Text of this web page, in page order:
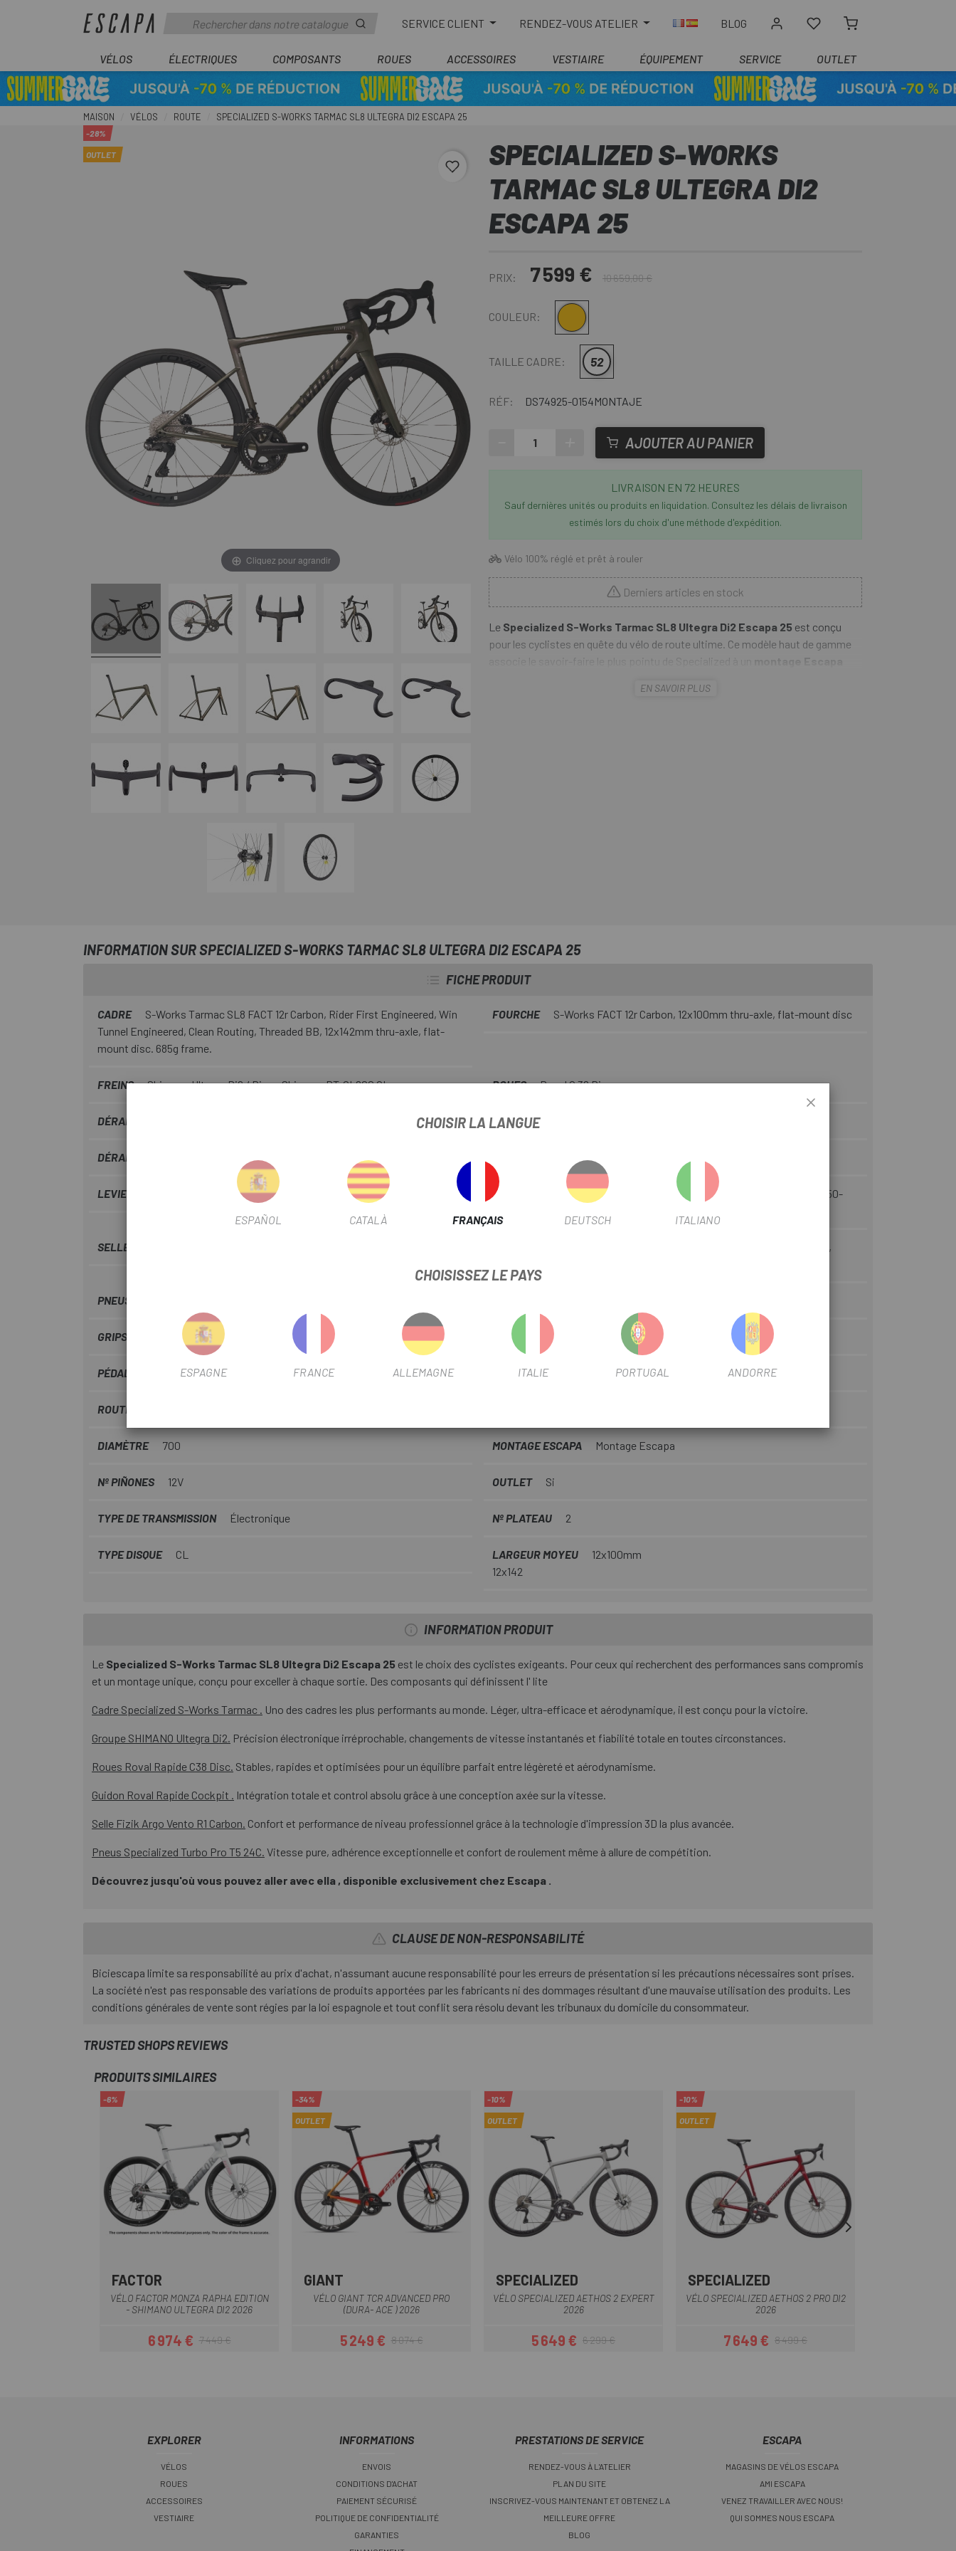
SERVICE CLIENT RENDEZ-VOUS ATELIER BLOG
VÉLOS ÉLECTRIQUES COMPOSANTS ROUES ACCESSOIRES VESTIAIRE ÉQUIPEMENT SERVICE OUTLET
MAISON VÉLOS ROUTE SPECIALIZED S-WORKS TARMAC SL8 ULTEGRA DI2 ESCAPA 25
favorite_border
-28%
OUTLET
Cliquez pour agrandir
SPECIALIZED S-WORKS
TARMAC SL8 ULTEGRA DI2
ESCAPA 25
PRIX: 7 599 € 10 659,00 €
COULEUR: Doré
TAILLE CADRE: 52
RÉF: DS74925-0154MONTAJE
AJOUTER AU PANIER
LIVRAISON EN 72 HEURES
Sauf dernières unités ou produits en liquidation. Consultez les délais de livraison
estimés lors du choix d'une méthode d'expédition.
Vélo 100% réglé et prêt à rouler
Derniers articles en stock
Le Specialized S-Works Tarmac SL8 Ultegra Di2 Escapa 25 est conçu
pour les cyclistes en quête du vélo de route ultime. Ce modèle haut de gamme
associe le savoir-faire le plus pointu de Specialized à un
montage Escapa
optimales en compétition, lors d'entraînements intensifs ou sur les parcours
EN SAVOIR PLUS
INFORMATION SUR SPECIALIZED S-WORKS TARMAC SL8 ULTEGRA DI2 ESCAPA 25
FICHE PRODUIT
CADRE
S-Works Tarmac SL8 FACT 12r Carbon, Rider First Engineered, Win
Tunnel Engineered, Clean Routing, Threaded BB, 12x142mm thru-axle, flat-
mount disc. 685g frame.
FOURCHE S-Works FACT 12r Carbon, 12x100mm thru-axle, flat-mount disc
FREINS Shimano Ultegra Di2 / Disco Shimano RT-CL800 CL ROUES Roval C 38 Disc
DÉRAILLEUR CHAÎNE
DÉRAILLEUR AVANT Shimano Doble Di2 FD-R8150 DS Shimano Ultegra CS-R8101 12V 11-34
LEVIERS Shimano Ultegra Di2 PLATEAUX ET MANIVELLES
Shimano Ultegra FC-R8100 12V 170MM / 50-
SELLE
S-Works Tarmac SL8 Carbon seat post, FACT Carbon,
PNEUS
GRIPS Gobik Bond Ultragrip SAISON 2025
PÉDALIER Shimano Ultegra BSA 68mm SM-BBR60 MATÉRIAU
ROUTE/COURSE
DIAMÈTRE 700 MONTAGE ESCAPA Montage Escapa
Nº PIÑONES 12V OUTLET Si
TYPE DE TRANSMISSION Électronique Nº PLATEAU 2
TYPE DISQUE CL LARGEUR MOYEU
12x100mm
12x142
INFORMATION PRODUIT
Le Specialized S-Works Tarmac SL8 Ultegra Di2 Escapa 25 est le choix des cyclistes exigeants. Pour ceux qui recherchent des performances sans compromis
et un montage unique, conçu pour exceller à chaque sortie. Des composants qui définissent l' lite
Cadre Specialized S-Works Tarmac . Uno des cadres les plus performants au monde. Léger, ultra-efficace et aérodynamique, il est conçu pour la victoire.
Groupe SHIMANO Ultegra Di2. Précision électronique irréprochable, changements de vitesse instantanés et fiabilité totale en toutes circonstances.
Roues Roval Rapide C38 Disc. Stables, rapides et optimisées pour un équilibre parfait entre légèreté et aérodynamisme.
Guidon Roval Rapide Cockpit . Intégration totale et control absolu grâce à une conception axée sur la vitesse.
Selle Fizik Argo Vento R1 Carbon. Confort et performance de niveau professionnel grâce à la technologie d'impression 3D la plus avancée.
Pneus Specialized Turbo Pro T5 24C. Vitesse pure, adhérence exceptionnelle et confort de roulement même à allure de compétition.
Découvrez jusqu'où vous pouvez aller avec ella , disponible exclusivement chez Escapa .
CLAUSE DE NON-RESPONSABILITÉ
Biciescapa limite sa responsabilité au prix d'achat, n'assumant aucune responsabilité pour les erreurs de présentation si les précautions nécessaires sont prises.
La société n'est pas responsable des variations de produits apportées par les fabricants ni des dommages résultant d'une mauvaise utilisation des produits. Les
conditions générales de vente sont régies par la loi espagnole et tout conflit sera résolu devant les tribunaux du domicile du consommateur.
TRUSTED SHOPS REVIEWS
PRODUITS SIMILAIRES
-6%
FACTOR
VÉLO FACTOR MONZA RAPHA EDITION
- SHIMANO ULTEGRA DI2 2026
Prix
6 974 €Prix habituel
7 449 €
-34%
OUTLET
GIANT
VÉLO GIANT TCR ADVANCED PRO
(DURA- ACE ) 2026
Prix
5 249 €Prix habituel
8 074 €
Gris
-10%
OUTLET
SPECIALIZED
VÉLO SPECIALIZED AETHOS 2 EXPERT
2026
Prix
5 649 €Prix habituel
6 299 €
Rouge
-10%
OUTLET
SPECIALIZED
VÉLO SPECIALIZED AETHOS 2 PRO DI2
2026
Prix
7 649 €Prix habituel
8 499 €
EXPLORER
VÉLOS
ROUES
ACCESSOIRES
VESTIAIRE
INFORMATIONS
ENVOIS
CONDITIONS D'ACHAT
PAIEMENT SÉCURISÉ
POLITIQUE DE CONFIDENTIALITÉ
GARANTIES
PRESTATIONS DE SERVICE
RENDEZ-VOUS À L'ATELIER
PLAN DU SITE
INSCRIVEZ-VOUS MAINTENANT ET OBTENEZ LA
MEILLEURE OFFRE
BLOG
ESCAPA
MAGASINS DE VÉLOS ESCAPA
AMI ESCAPA
VENEZ TRAVAILLER AVEC NOUS!
QUI SOMMES NOUS ESCAPA
CHOISIR LA LANGUE
ESPAÑOL CATALÀ FRANÇAIS DEUTSCH ITALIANO
CHOISISSEZ LE PAYS
ESPAGNE FRANCE ALLEMAGNE ITALIE PORTUGAL ANDORRE